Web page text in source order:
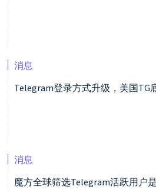
消息
Telegram登录方式升级，美国TG
消息
魔方全球筛选Telegram活跃用户